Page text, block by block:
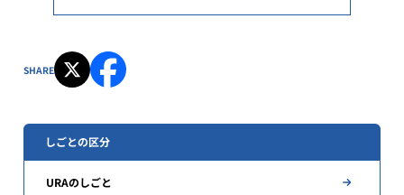
SHARE
しごとの区分
URAのしごと